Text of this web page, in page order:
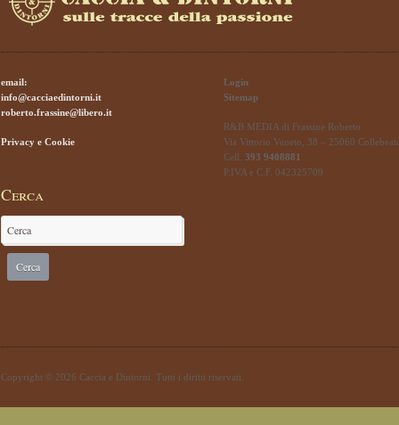
email:
info@cacciaedintorni.it
roberto.frassine@libero.it
Privacy e Cookie
Cerca
Login
Sitemap
R&B MEDIA di Frassine Roberto
Via Vittorio Veneto, 38 – 25060
Cell. 393 9408881
P.IVA e C.F. 042325709
Copyright © 2026 Caccia e Dintorni. Tutti i diritti riservati.